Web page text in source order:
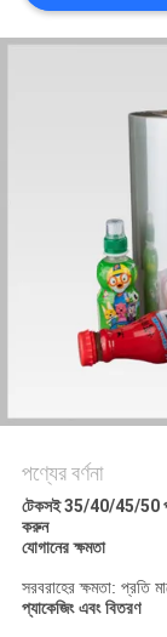
উদ্ধৃতির
গোপনীয়তা
পণ্যের বর্ণনা
টেকসই 35/40/45/50
করুন
যোগানের ক্ষমতা
সরবরাহের ক্ষমতা: প্রতি
প্যাকেজিং এবং বিতরণ